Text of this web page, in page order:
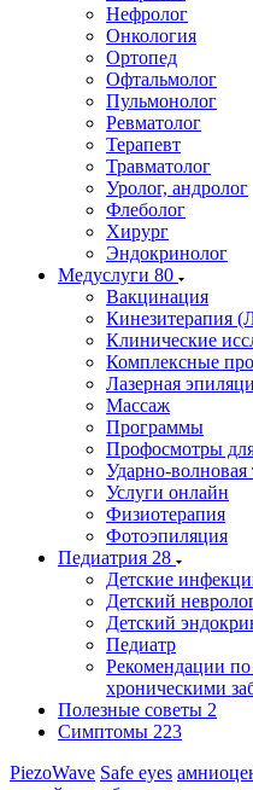
Нефролог
Онкология
Ортопед
Офтальмолог
Пульмонолог
Ревматолог
Терапевт
Травматолог
Уролог, андролог
Флеболог
Хирург
Эндокринолог
Медуслуги 80
Вакцинация
Кинезитерапия
Клинические
Комплексные
Лазерная
Массаж
Программы
Профосмотры
Ударно-волновая
Услуги онлайн
Физиотерапия
Фотоэпиляция
Педиатрия 28
Детские
Детский
Детский
Педиатр
Рекомендации по
хроническими
Полезные советы 2
Симптомы 223
PiezoWave Safe eyes